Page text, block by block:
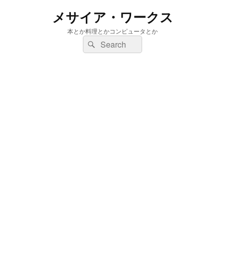
メサイア・ワークス
本とか料理とかコンピュータとか
検
索:
検
索